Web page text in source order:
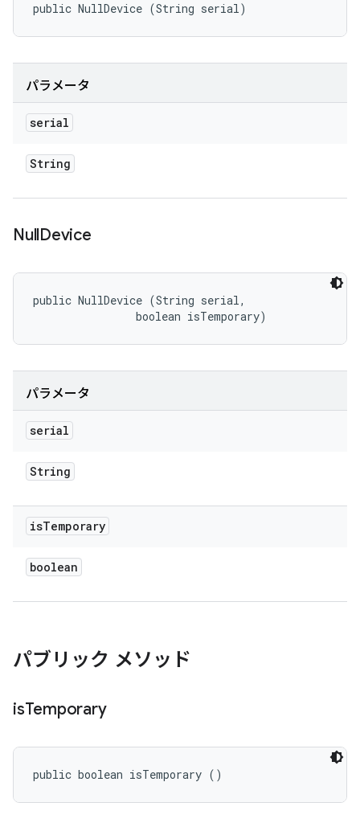
public NullDevice (String serial)
パラメータ
serial
String
NullDevice
public NullDevice (String serial,
                boolean isTemporary)
パラメータ
serial
String
isTemporary
boolean
パブリック メソッド
isTemporary
public boolean isTemporary ()